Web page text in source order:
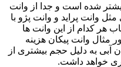
شده است و جدا از وانت
وانت پراید و وانت پژو با
هر کدام از این وانت ها
مثال وانت پیکان هزینه
آبی به دلیل حجم بیشتری از
خواهد داشت.